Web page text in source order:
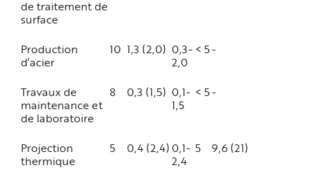
de traitement de
surface
Production
d’acier
10 1,3 (2,0) 0,3-
2,0
< 5-
Travaux de
maintenance et
de laboratoire
8 0,3 (1,5) 0,1-
1,5
< 5-
Projection
thermique
5 0,4 (2,4)0,1-
2,4
5 9,6 (21)